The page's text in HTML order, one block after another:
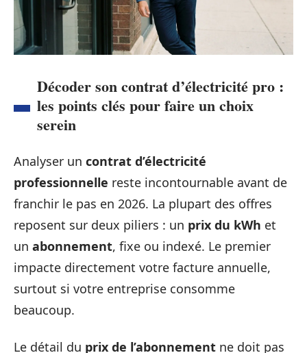
Décoder son contrat d’électricité pro :
les points clés pour faire un choix
serein
Analyser un contrat d’électricité
professionnelle reste incontournable avant de
franchir le pas en 2026. La plupart des offres
reposent sur deux piliers : un prix du kWh et
un abonnement, fixe ou indexé. Le premier
impacte directement votre facture annuelle,
surtout si votre entreprise consomme
beaucoup.
Le détail du prix de l’abonnement ne doit pas